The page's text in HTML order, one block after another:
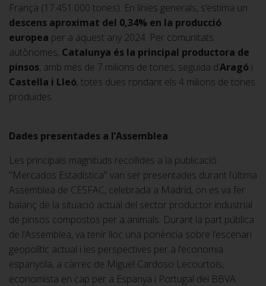
França (17.451.000 tones). En línies generals, s’estima un
descens aproximat del 0,34% en la producció
europea per a aquest any 2024. Per comunitats
autònomes, Catalunya és la principal productora de
pinsos, amb més de 7 milions de tones, seguida d’Aragó i
Castella i Lleó, totes dues rondant els 4 milions de tones
produïdes.
Dades presentades a l’Assemblea
Les principals magnituds recollides a la publicació
"Mercados Estadística" van ser presentades durant l’última
Assemblea de CESFAC, celebrada a Madrid, on es va fer
balanç de la situació actual del sector productor industrial
de pinsos compostos per a animals. Durant la part pública
de l’Assemblea, va tenir lloc una ponència sobre l’escenari
geopolític actual i les perspectives per a l’economia
espanyola, a càrrec de Miguel Cardoso Lecourtois,
economista en cap per a Espanya i Portugal del BBVA.